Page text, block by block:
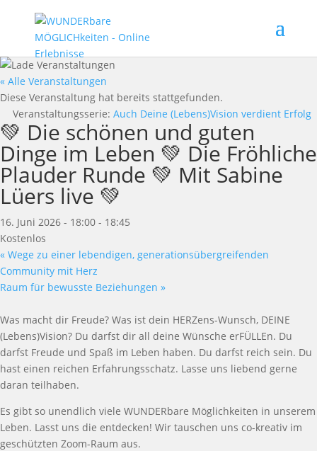
« Alle Veranstaltungen
Diese Veranstaltung hat bereits stattgefunden.
Veranstaltungsserie: Auch Deine (Lebens)Vision verdient Erfolg
💚 Die schönen und guten
Dinge im Leben 💚 Die Fröhliche
Plauder Runde 💚 Mit Sabine
Lüers live 💚
16. Juni 2026 - 18:00 - 18:45
Kostenlos
« Wege zu einer lebendigen, generationsübergreifenden
Community mit Herz
Raum für bewusste Beziehungen »
Was macht dir Freude? Was ist dein HERZens-Wunsch, DEINE
(Lebens)Vision? Du darfst dir all deine Wünsche erFÜLLEn. Du
darfst Freude und Spaß im Leben haben. Du darfst reich sein. Du
hast einen reichen Erfahrungsschatz. Lasse uns liebend gerne
daran teilhaben.
Es gibt so unendlich viele WUNDERbare Möglichkeiten in unserem
Leben. Lasst uns die entdecken! Wir tauschen uns co-kreativ im
geschützten Zoom-Raum aus.